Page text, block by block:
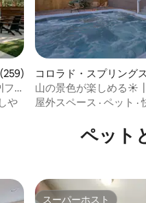
259件、5つ星中4.97つ星の
フ
や
コロラド・スプリング
軒家
山の景色が楽しめる
グジー、☀焚き火台┃、
屋外スペース · ペット ·
ペット
スーパーホスト